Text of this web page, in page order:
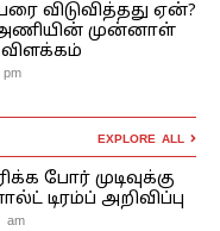
விடுவித்தது ஏன்?
முன்னாள்
விளக்கம்
EXPLORE ALL
போர் முடிவுக்கு
டிரம்ப் அறிவிப்பு
am